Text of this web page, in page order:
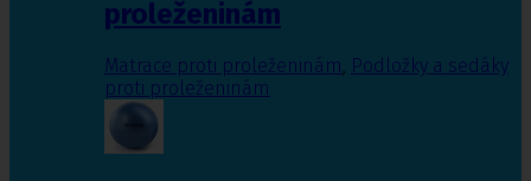
proleženinám
Matrace proti proleženinám, Podložky a sedáky
proti proleženinám